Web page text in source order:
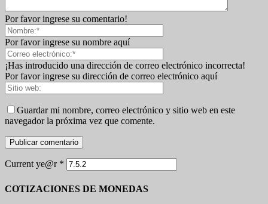
Por favor ingrese su comentario!
Por favor ingrese su nombre aquí
¡Has introducido una dirección de correo electrónico incorrecta!
Por favor ingrese su dirección de correo electrónico aquí
Guardar mi nombre, correo electrónico y sitio web en este
navegador la próxima vez que comente.
Current ye@r *
COTIZACIONES DE MONEDAS